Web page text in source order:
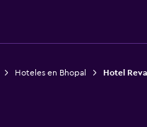
Hoteles en Bhopal Hotel